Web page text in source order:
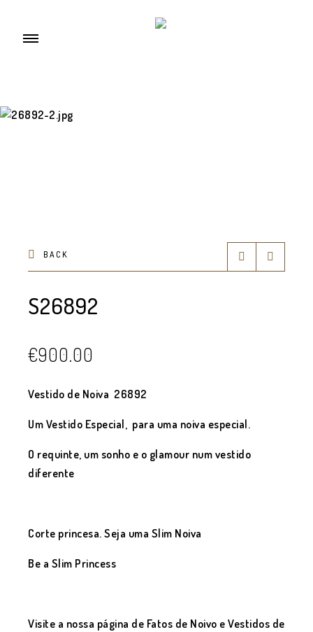
BACK
S26892
€900.00
Vestido de Noiva 26892
Um Vestido Especial, para uma noiva especial.
O requinte, um sonho e o glamour num vestido
diferente
Corte princesa. Seja uma Slim Noiva
Be a Slim Princess
Visite a nossa página de Fatos de Noivo e Vestidos de